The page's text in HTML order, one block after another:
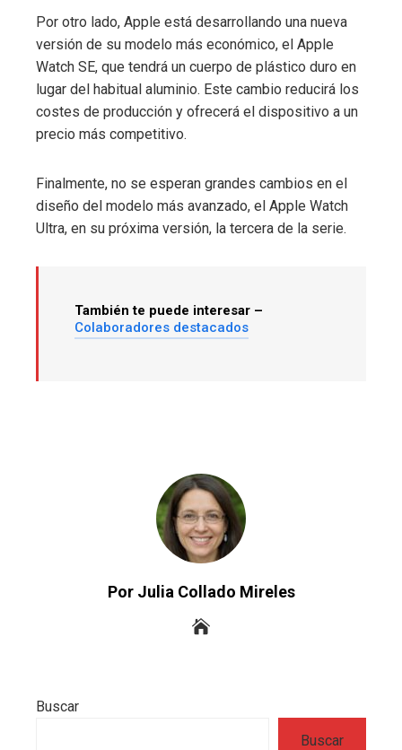
Por otro lado, Apple está desarrollando una nueva
versión de su modelo más económico, el Apple
Watch SE, que tendrá un cuerpo de plástico duro en
lugar del habitual aluminio. Este cambio reducirá los
costes de producción y ofrecerá el dispositivo a un
precio más competitivo.
Finalmente, no se esperan grandes cambios en el
diseño del modelo más avanzado, el Apple Watch
Ultra, en su próxima versión, la tercera de la serie.
También te puede interesar –
Colaboradores destacados
Por Julia Collado Mireles
Buscar
Buscar